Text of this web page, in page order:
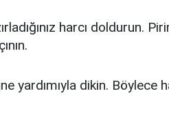
harcı doldurun.
yardımıyla dikin. Böylece